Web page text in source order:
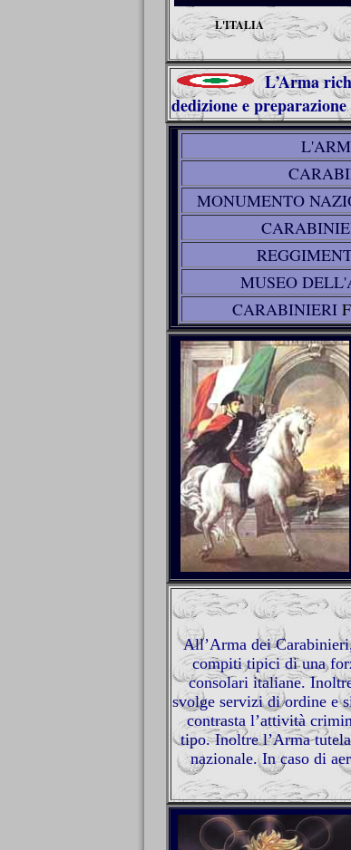
L'ITALIA
L’Arma
dedizione e
MONUMENTO
MUSEO
CARABINIERI
All’Arma dei
compiti tipici di una
consolari italiane.
svolge servizi di ordine e
contrasta l’attività
tipo. Inoltre l’Arma
nazionale. In caso di